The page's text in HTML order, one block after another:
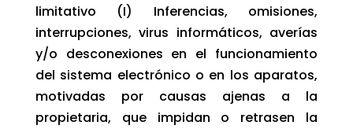
limitativo (I) Inferencias, omisiones,
interrupciones, virus informáticos, averías
y/o desconexiones en el funcionamiento
del sistema electrónico o en los aparatos,
motivadas por causas ajenas a la
propietaria, que impidan o retrasen la